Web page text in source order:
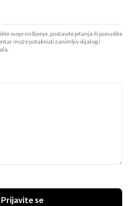
svoje mišljenje, postavite pitanja ili ponudite
može potaknuti zanimljiv dijalog i
Prijavite se